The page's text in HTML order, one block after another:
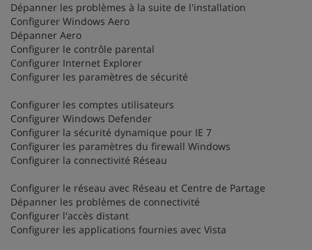
Dépanner les problèmes à la suite de l'installation
Configurer Windows Aero
Dépanner Aero
Configurer le contrôle parental
Configurer Internet Explorer
Configurer les paramètres de sécurité
Configurer les comptes utilisateurs
Configurer Windows Defender
Configurer la sécurité dynamique pour IE 7
Configurer les paramètres du firewall Windows
Configurer la connectivité Réseau
Configurer le réseau avec Réseau et Centre de Partage
Dépanner les problèmes de connectivité
Configurer l'accès distant
Configurer les applications fournies avec Vista